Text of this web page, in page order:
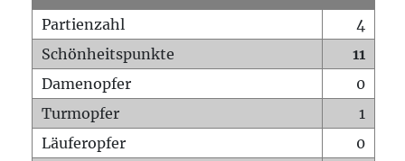
Partienzahl
4
Schönheitspunkte
11
Damenopfer
0
Turmopfer
1
Läuferopfer
0